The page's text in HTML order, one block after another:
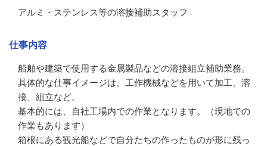
アルミ・ステンレス等の溶接補助スタッフ
仕事内容
船舶や建築で使用する金属製品などの溶接組立補助業務。
具体的な仕事イメージは、工作機械などを用いて加工、溶
接、組立など。
基本的には、自社工場内での作業となります。（現地での
作業もあります）
箱根にある観光船などで自分たちの作ったものが形に残っ